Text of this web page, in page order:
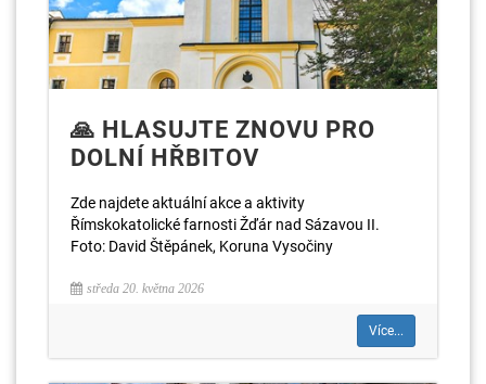
🙏 HLASUJTE ZNOVU PRO
DOLNÍ HŘBITOV
Zde najdete aktuální akce a aktivity
Římskokatolické farnosti Žďár nad Sázavou II.
Foto: David Štěpánek, Koruna Vysočiny
středa 20. května 2026
Více...